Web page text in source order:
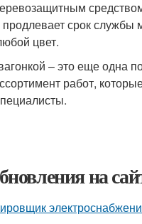
срок службы
цвет.
– это еще одна
работ,
на